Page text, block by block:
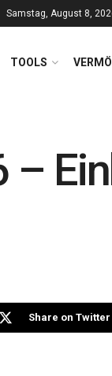
Samstag, August 8,
TOOLS
–
Share on Twitter